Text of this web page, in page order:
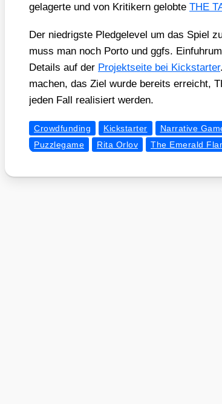
gela­ger­te und von Kri­ti­kern gelob­te THE
Der nied­rigs­te Pled­ge­le­vel um das Spiel
muss man noch Por­to und ggfs.
Details auf der Pro­jekt­sei­te bei Kick­star­ter
ma­chen, das Ziel wur­de bereits erreicht,
jeden Fall rea­li­siert wer­den.
Crowdfunding Kickstarter Narrative
Puzzlegame
Rita Orlov The Emerald